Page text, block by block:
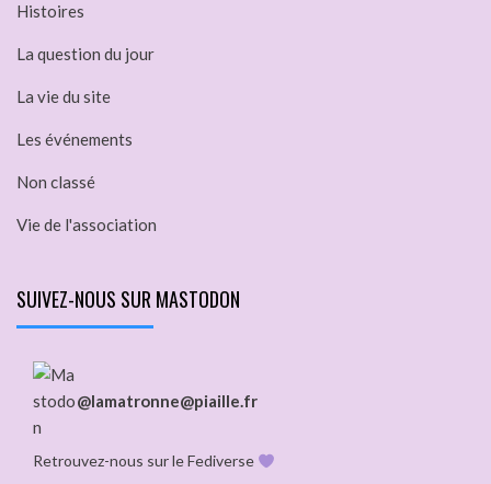
Histoires
La question du jour
La vie du site
Les événements
Non classé
Vie de l'association
SUIVEZ-NOUS SUR MASTODON
@lamatronne@piaille.fr
Retrouvez-nous sur le Fediverse